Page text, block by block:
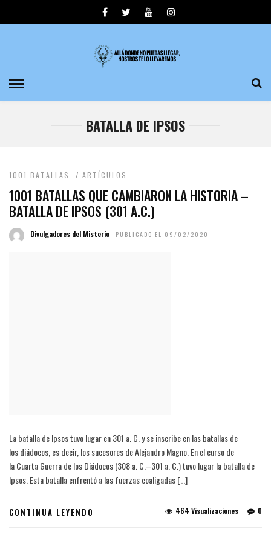
BATALLA DE IPSOS
1001 BATALLAS / ARTÍCULOS
1001 BATALLAS QUE CAMBIARON LA HISTORIA –
BATALLA DE IPSOS (301 A.C.)
Divulgadores del Misterio PUBLICADO EL 09/02/2020
La batalla de Ipsos tuvo lugar en 301 a. C. y se inscribe en las batallas de
los diádocos, es decir, los sucesores de Alejandro Magno. En el curso de
la Cuarta Guerra de los Diádocos (308 a. C.–301 a. C.) tuvo lugar la batalla de
Ipsos. Esta batalla enfrentó a las fuerzas coaligadas […]
CONTINUA LEYENDO 0
464 Visualizaciones